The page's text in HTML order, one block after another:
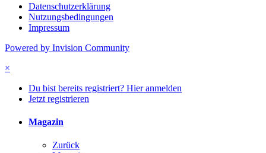
Datenschutzerklärung
Nutzungsbedingungen
Impressum
Powered by Invision Community
×
Du bist bereits registriert? Hier anmelden
Jetzt registrieren
Magazin
Zurück